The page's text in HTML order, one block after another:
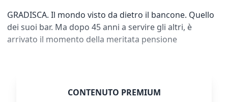
GRADISCA. Il mondo visto da dietro il bancone. Quello
dei suoi bar. Ma dopo 45 anni a servire gli altri, è
arrivato il momento della meritata pensione
CONTENUTO PREMIUM